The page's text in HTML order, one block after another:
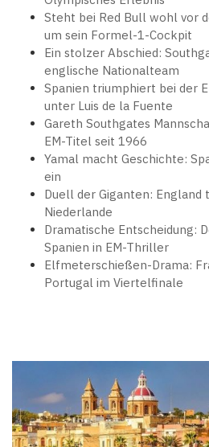
Steht bei Red Bull wohl vor
um sein Formel-1-Cockpit
Ein stolzer Abschied:
englische Nationalteam
Spanien triumphiert bei der
unter Luis de la Fuente
Gareth Southgates
EM-Titel seit 1966
Yamal macht Geschichte:
ein
Duell der Giganten:
Niederlande
Dramatische Entscheidung:
Spanien in EM-Thriller
Elfmeterschießen-Drama:
Portugal im Viertelfinale